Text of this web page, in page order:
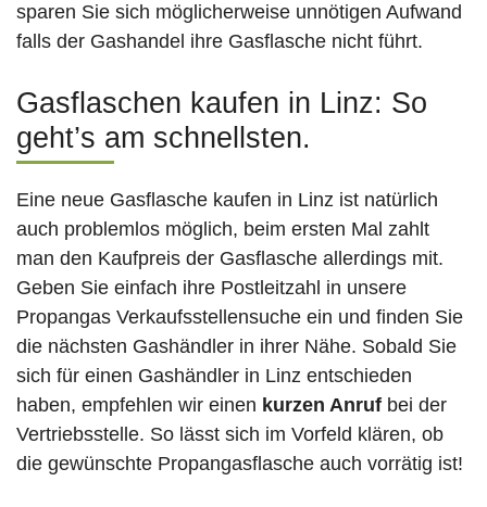
sparen Sie sich möglicherweise unnötigen Aufwand
falls der Gashandel ihre Gasflasche nicht führt.
Gasflaschen kaufen in Linz: So
geht’s am schnellsten.
Eine neue Gasflasche kaufen in Linz ist natürlich
auch problemlos möglich, beim ersten Mal zahlt
man den Kaufpreis der Gasflasche allerdings mit.
Geben Sie einfach ihre Postleitzahl in unsere
Propangas Verkaufsstellensuche ein und finden Sie
die nächsten Gashändler in ihrer Nähe. Sobald Sie
sich für einen Gashändler in Linz entschieden
haben, empfehlen wir einen kurzen Anruf bei der
Vertriebsstelle. So lässt sich im Vorfeld klären, ob
die gewünschte Propangasflasche auch vorrätig ist!